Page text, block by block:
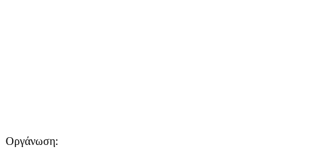
Οργάνωση: